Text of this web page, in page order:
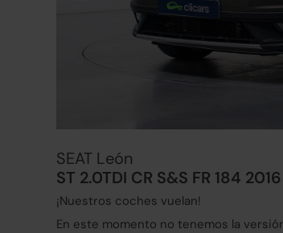
SEAT León
ST 2.0TDI CR S&S FR 184 2016
¡Nuestros coches vuelan!
En este momento no tenemos la